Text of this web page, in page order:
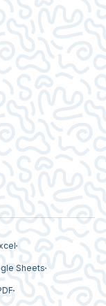
Sheets